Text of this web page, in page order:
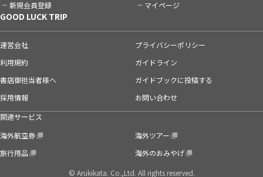
新規会員登録 マイページ
GOOD LUCK TRIP
運営会社
プライバシーポリシー
利用規約
ガイドライン
書店御担当者様へ
ガイドブックに投稿する
採用情報
お問い合わせ
関連サービス
海外航空券
海外ツアー
旅行用品
海外のおみやげ
© Arukikata. Co.,Ltd. All rights reserved.